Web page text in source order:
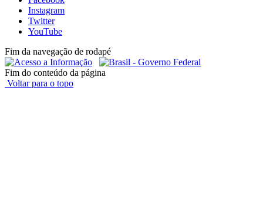
Instagram
Twitter
YouTube
Fim da navegação de rodapé
Fim do conteúdo da página
Voltar para o topo